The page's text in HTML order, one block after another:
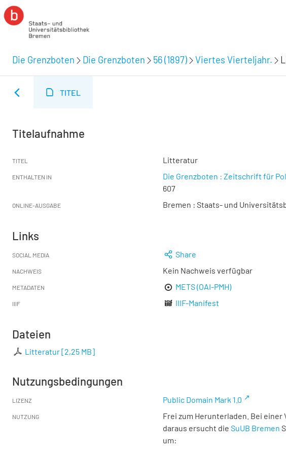
Die Grenzboten Die Grenzboten 56 (1897) Viertes Vierteljahr.
TITEL
Titelaufnahme
TITEL Litteratur
ENTHALTEN IN Die Grenzboten : Zeitschrift für
607
ONLINE-AUSGABE Bremen : Staats- und
Links
SOCIAL MEDIA Share
NACHWEIS Kein Nachweis verfügbar
METADATEN METS (OAI-PMH)
IIIF IIIF-Manifest
Dateien
Litteratur[2,25 MB]
Nutzungsbedingungen
LIZENZ Public Domain Mark 1.0
NUTZUNG
Frei zum Herunterladen. Bei
daraus ersucht die SuUB Bremen
um: